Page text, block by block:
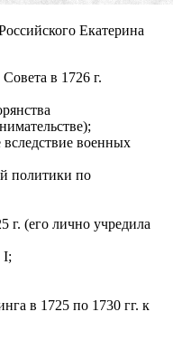
Екатерина
в 1726 г.
военных
политики по
г. (его лично учредила
I;
в 1725 по 1730 гг. к